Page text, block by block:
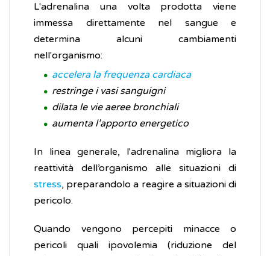
L'adrenalina una volta prodotta viene
immessa direttamente nel sangue e
determina alcuni cambiamenti
nell'organismo:
accelera la frequenza cardiaca
restringe i vasi sanguigni
dilata le vie aeree bronchiali
aumenta l’apporto energetico
In linea generale, l'adrenalina migliora la
reattività dell’organismo alle situazioni di
stress, preparandolo a reagire a situazioni di
pericolo.
Quando vengono percepiti minacce o
pericoli quali ipovolemia (riduzione del